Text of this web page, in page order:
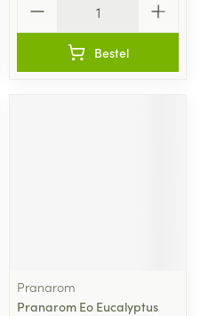
Bestel
Pranarom
Pranarom Eo Eucalyptus